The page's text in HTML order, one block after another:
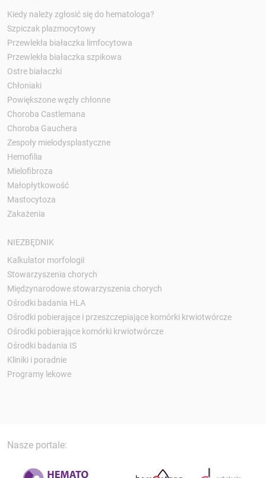
Kiedy należy zgłosić się do hematologa?
Szpiczak plazmocytowy
Przewlekła białaczka limfocytowa
Przewlekła białaczka szpikowa
Ostre białaczki
Chłoniaki
Powiększone węzły chłonne
Choroba Castlemana
Choroba Gauchera
Zespoły mielodysplastyczne
Hemofilia
Mielofibroza
Małopłytkowość
Mastocytoza
Zakażenia
NIEZBĘDNIK
Kalkulator morfologii
Stowarzyszenia chorych
Międzynarodowe stowarzyszenia chorych
Ośrodki badania HLA
Ośrodki pobierające i przeszczepiające komórki krwiotwórcze
Ośrodki pobierające komórki krwiotwórcze
Ośrodki badania IS
Kliniki i poradnie
Programy lekowe
Nasze portale: